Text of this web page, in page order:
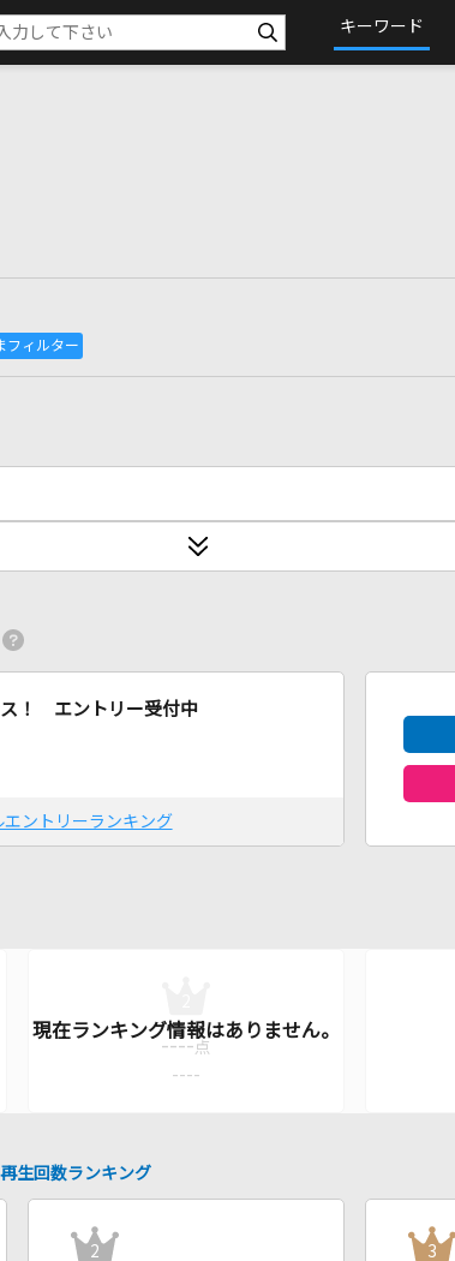
キーワード
！ エントリー受付中
ントリーランキング
---- 点
----
再生回数ランキング
2 3